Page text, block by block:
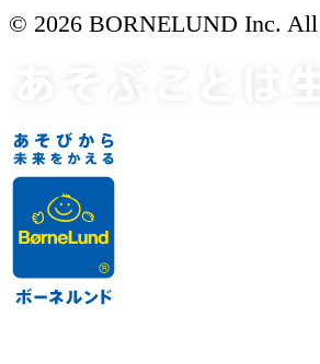
© 2026 BORNELUND Inc. All